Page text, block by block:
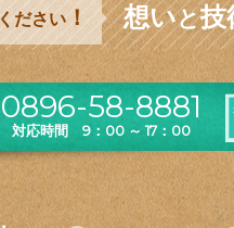
ください ！ 想いと技
0896-58-8881
対応時間 9：00 ～ 17：00